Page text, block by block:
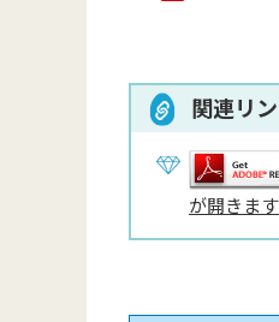
関連リ
が開きます